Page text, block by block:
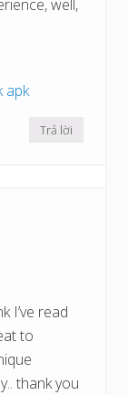
well,
apk
Trả lời
I’ve read
to
thank you